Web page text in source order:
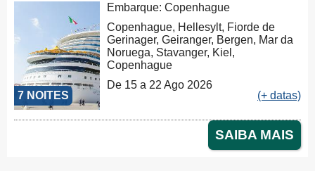
7 NOITES
Embarque: Copenhague
Copenhague, Hellesylt, Fiorde de
Gerinager, Geiranger, Bergen, Mar da
Noruega, Stavanger, Kiel,
Copenhague
De 15 a 22 Ago 2026
(+ datas)
SAIBA MAIS